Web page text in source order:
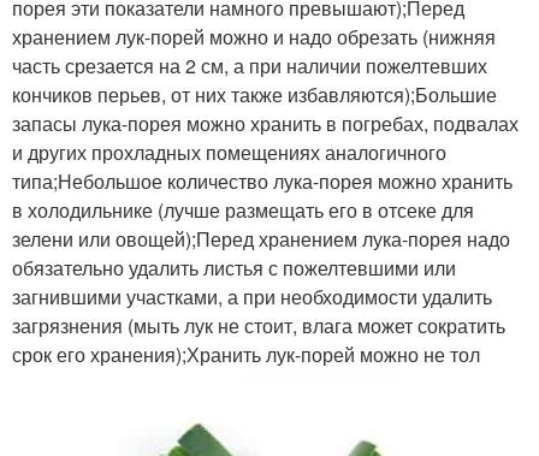
порея эти показатели намного превышают);Перед
хранением лук-порей можно и надо обрезать (нижняя
часть срезается на 2 см, а при наличии пожелтевших
кончиков перьев, от них также избавляются);Большие
запасы лука-порея можно хранить в погребах, подвалах
и других прохладных помещениях аналогичного
типа;Небольшое количество лука-порея можно хранить
в холодильнике (лучше размещать его в отсеке для
зелени или овощей);Перед хранением лука-порея надо
обязательно удалить листья с пожелтевшими или
загнившими участками, а при необходимости удалить
загрязнения (мыть лук не стоит, влага может сократить
срок его хранения);Хранить лук-порей можно не тол